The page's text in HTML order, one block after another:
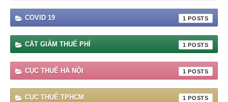
COVID 19 1
CẮT GIẢM THUẾ PHÍ 1
CỤC THUẾ HÀ NỘI 1
CỤC THUẾ TPHCM 1